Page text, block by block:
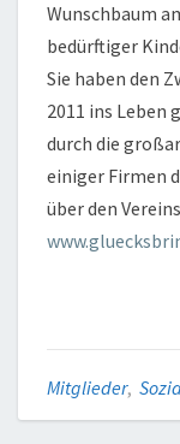
Wunschbaum
bedürftiger
Sie haben den
2011 ins
durch die
einiger Firmen
über den
Mitglieder,